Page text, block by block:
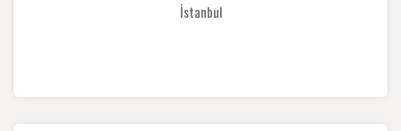
İstanbul